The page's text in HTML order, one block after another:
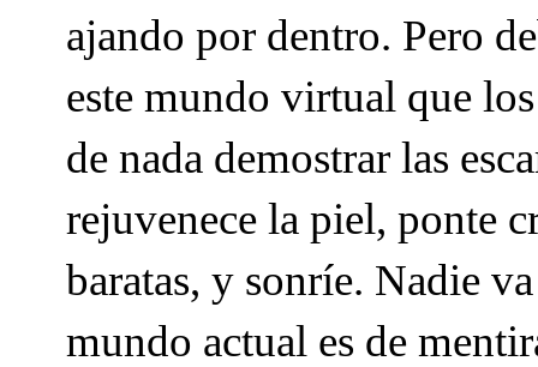
ajando por dentro. Pero
este mundo virtual que
de nada demostrar las
rejuvenece la piel, ponte
baratas, y sonríe. Nadie
mundo actual es de